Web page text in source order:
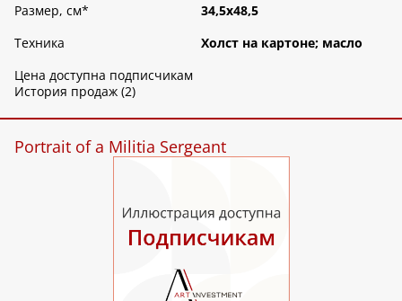
Размер, см*
34,5х48,5
Техника
Холст на картоне; масло
Цена доступна подписчикам
История продаж (2)
Portrait of a Militia Sergeant